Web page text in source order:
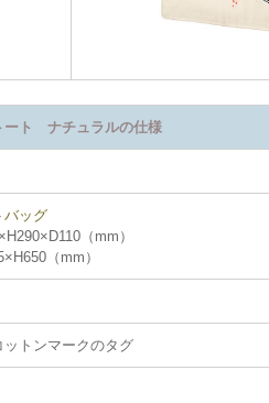
ート ナチュラルの仕様
バッグ
（mm）
（mm）
トンマークのタグ